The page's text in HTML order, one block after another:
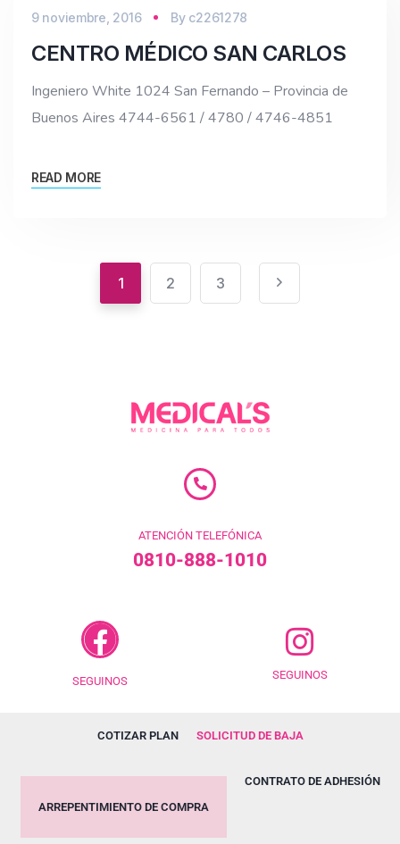
9 noviembre, 2016 By c2261278
CENTRO MÉDICO SAN CARLOS
Ingeniero White 1024 San Fernando – Provincia de
Buenos Aires 4744-6561 / 4780 / 4746-4851
READ MORE
1 2 3
ATENCIÓN TELEFÓNICA
0810-888-1010
SEGUINOS SEGUINOS
COTIZAR PLAN SOLICITUD DE BAJA
ARREPENTIMIENTO DE COMPRA
CONTRATO DE ADHESIÓN